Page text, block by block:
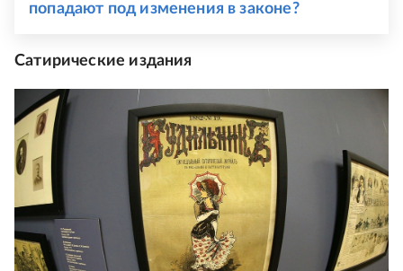
попадают под изменения в законе?
Сатирические издания